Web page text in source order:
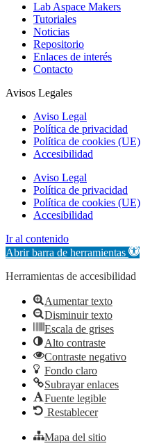
Lab Aspace Makers
Tutoriales
Noticias
Repositorio
Enlaces de interés
Contacto
Avisos Legales
Aviso Legal
Política de privacidad
Política de cookies (UE)
Accesibilidad
Aviso Legal
Política de privacidad
Política de cookies (UE)
Accesibilidad
Ir al contenido
Abrir barra de herramientas
Herramientas de accesibilidad
Aumentar texto
Disminuir texto
Escala de grises
Alto contraste
Contraste negativo
Fondo claro
Subrayar enlaces
Fuente legible
Restablecer
Mapa del sitio